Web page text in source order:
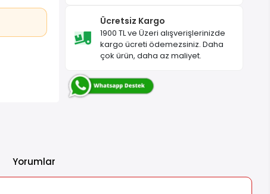
Ücretsiz Kargo
1900 TL ve Üzeri alışverişlerinizde
kargo ücreti ödemezsiniz. Daha
çok ürün, daha az maliyet.
Yorumlar